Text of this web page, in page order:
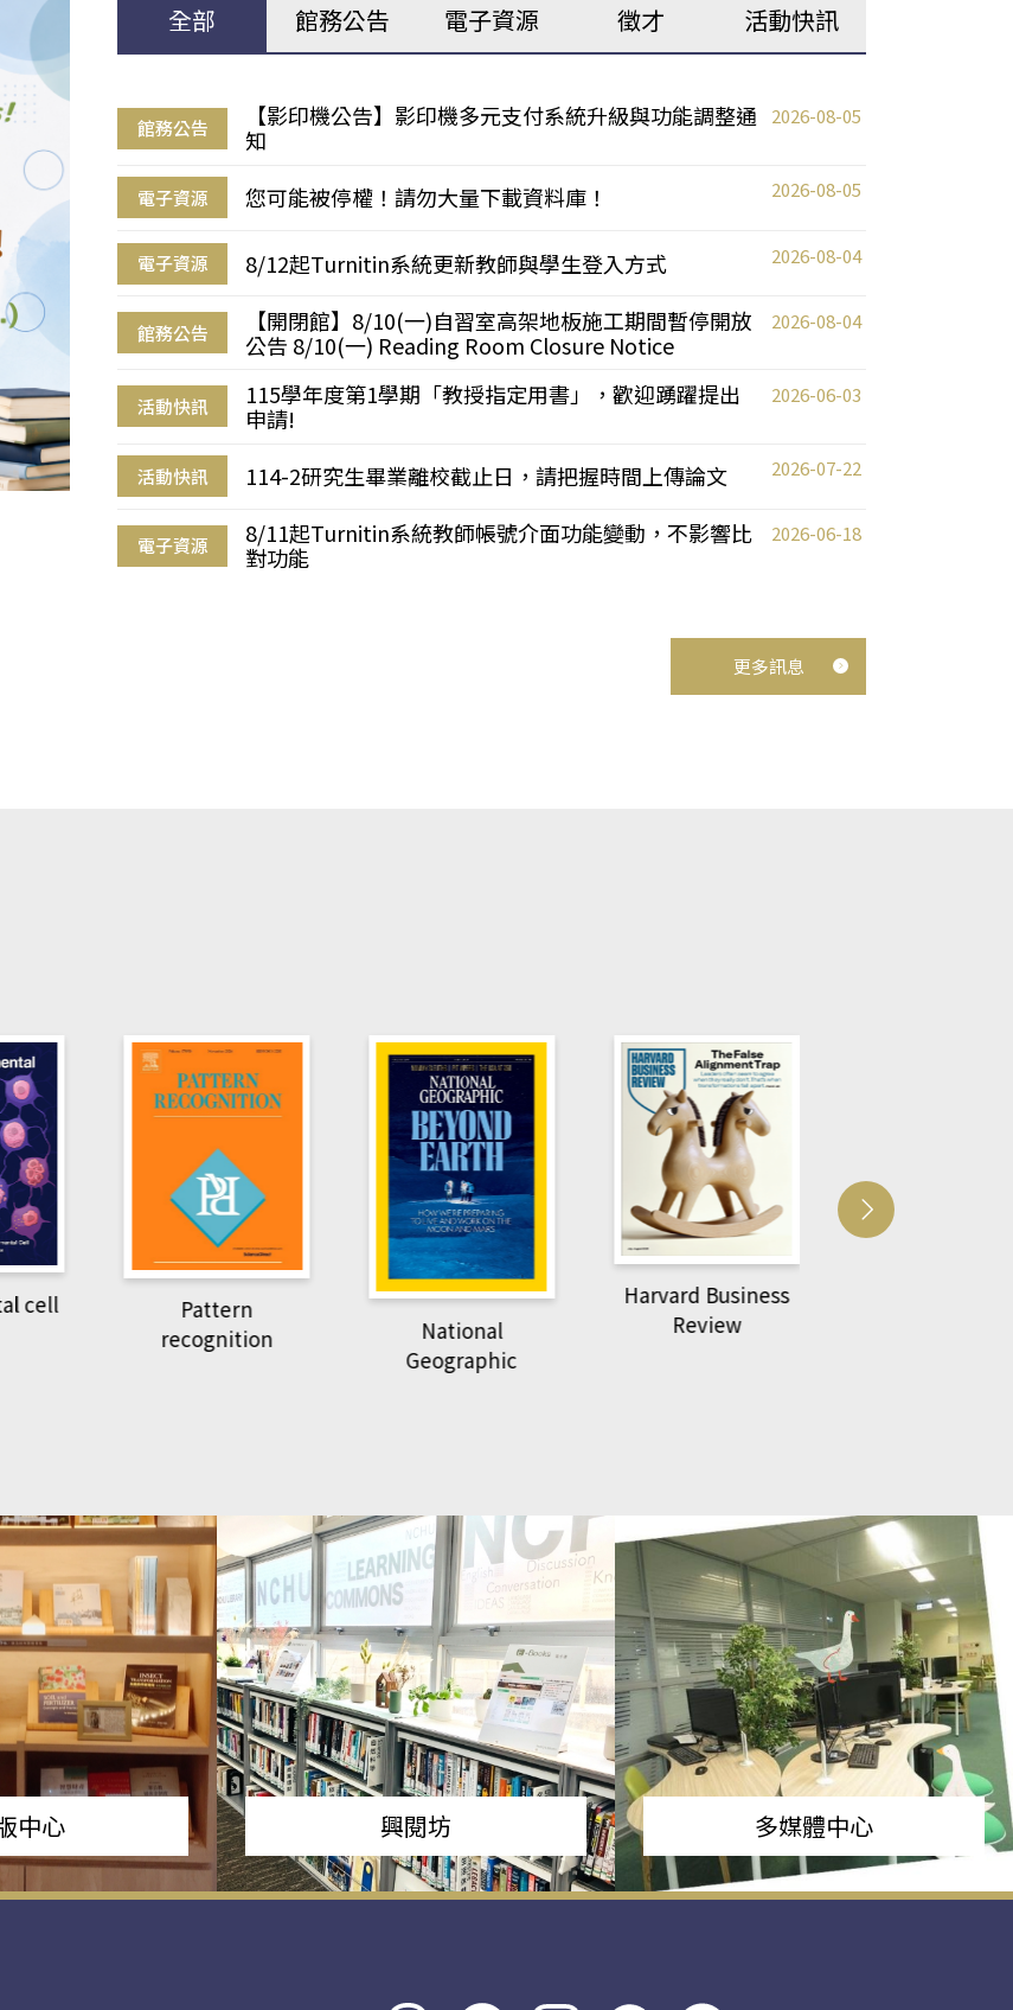
全部 館務公告 電子資源 徵才 活動快訊
館務公告
【影印機公告】影印機多元支付系統升級與功能調整通
知
2026-08-05
電子資源 您可能被停權！請勿大量下載資料庫！ 2026-08-05
電子資源 8/12起Turnitin系統更新教師與學生登入方式 2026-08-04
館務公告
【開閉館】8/10(一)自習室高架地板施工期間暫停開放
公告 8/10(一) Reading Room Closure Notice
2026-08-04
活動快訊
115學年度第1學期「教授指定用書」，歡迎踴躍提出
申請!
2026-06-03
活動快訊 114-2研究生畢業離校截止日，請把握時間上傳論文 2026-07-22
電子資源
8/11起Turnitin系統教師帳號介面功能變動，不影響比
對功能
2026-06-18
更多訊息
cell
Pattern
recognition
National
Geographic
Harvard Business
Review
中心 興閱坊 多媒體中心